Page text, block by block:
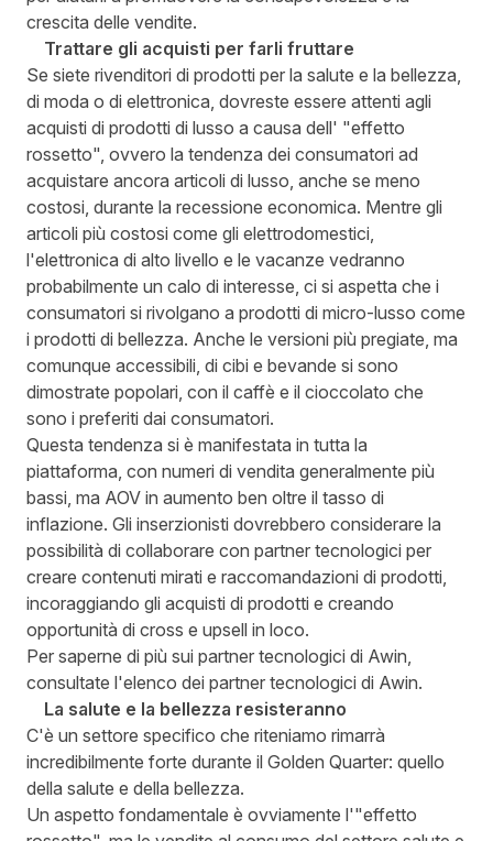
crescita delle vendite.
Trattare gli acquisti per farli fruttare
Se siete rivenditori di prodotti per la salute e la bellezza,
di moda o di elettronica, dovreste essere attenti agli
acquisti di prodotti di lusso a causa dell' "effetto
rossetto", ovvero la tendenza dei consumatori ad
acquistare ancora articoli di lusso, anche se meno
costosi, durante la recessione economica. Mentre gli
articoli più costosi come gli elettrodomestici,
l'elettronica di alto livello e le vacanze vedranno
probabilmente un calo di interesse, ci si aspetta che i
consumatori si rivolgano a prodotti di micro-lusso come
i prodotti di bellezza. Anche le versioni più pregiate, ma
comunque accessibili, di cibi e bevande si sono
dimostrate popolari, con il caffè e il cioccolato che
sono i preferiti dai consumatori.
Questa tendenza si è manifestata in tutta la
piattaforma, con numeri di vendita generalmente più
bassi, ma AOV in aumento ben oltre il tasso di
inflazione. Gli inserzionisti dovrebbero considerare la
possibilità di collaborare con partner tecnologici per
creare contenuti mirati e raccomandazioni di prodotti,
incoraggiando gli acquisti di prodotti e creando
opportunità di cross e upsell in loco.
Per saperne di più sui partner tecnologici di Awin,
consultate l'elenco dei partner tecnologici di Awin.
La salute e la bellezza resisteranno
C'è un settore specifico che riteniamo rimarrà
incredibilmente forte durante il Golden Quarter: quello
della salute e della bellezza.
Un aspetto fondamentale è ovviamente l'"effetto